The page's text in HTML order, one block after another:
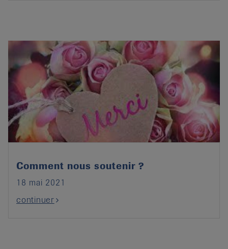
Comment nous soutenir ?
18 mai 2021
continuer